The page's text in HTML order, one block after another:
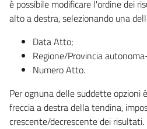
è possibile modificare l'ordine dei
alto a destra, selezionando una
Data Atto;
Regione/Provincia
Numero Atto.
Per ognuna delle suddette opzioni
freccia a destra della tendina,
crescente/decrescente dei risultati.